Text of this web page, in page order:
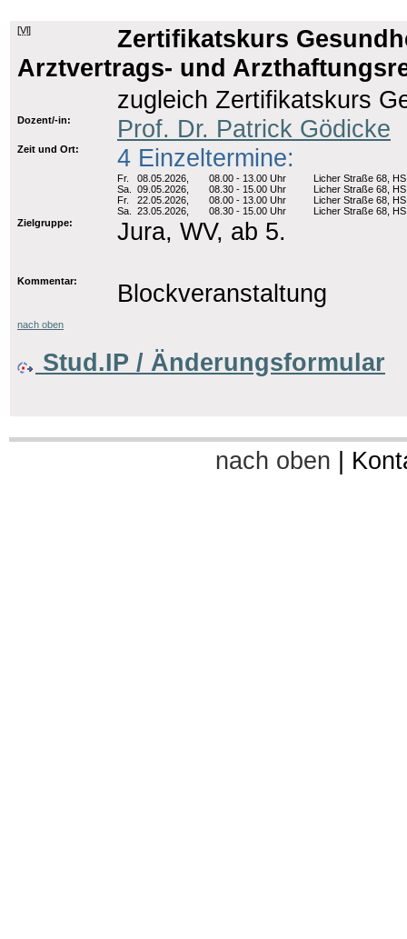
[Vl]
Zertifikatskurs
Arztvertrags- und
zugleich Zertifikatskurs
Dozent/-in: Prof. Dr. Patrick Gödicke
Zeit und Ort: 4 Einzeltermine:
Fr. 08.05.2026, 08.00 - 13.00 Uhr
Licher Straße 68,
Sa.
09.05.2026, 08.30 - 15.00 Uhr
Licher Straße 68,
Fr.
22.05.2026, 08.00 - 13.00 Uhr
Licher Straße 68,
Sa.
23.05.2026, 08.30 - 15.00 Uhr
Licher Straße 68,
Zielgruppe:
Jura, WV, ab 5.
Kommentar: Blockveranstaltung
nach oben
Stud.IP / Änderungsformular
nach oben |